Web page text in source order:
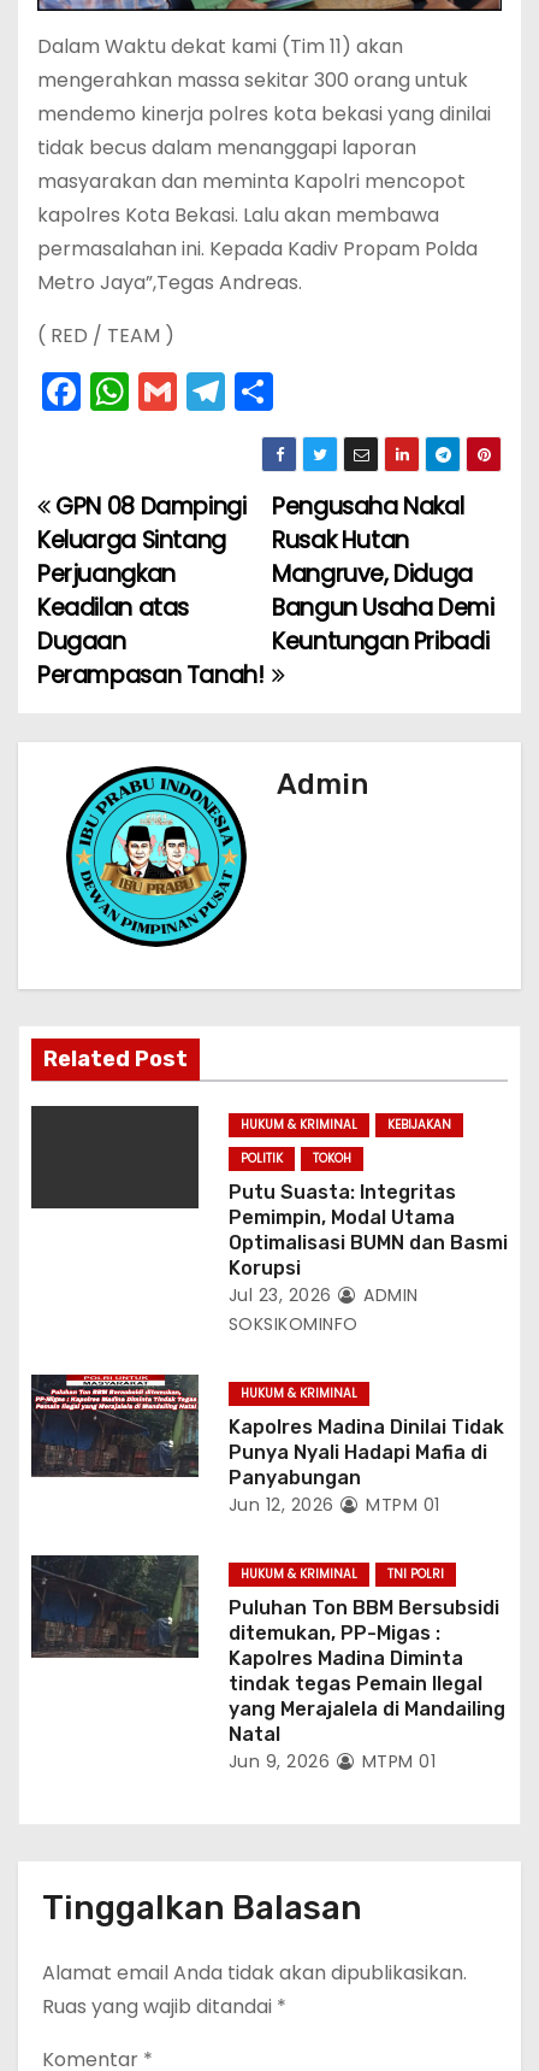
Dalam Waktu dekat kami (Tim 11) akan
mengerahkan massa sekitar 300 orang untuk
mendemo kinerja polres kota bekasi yang dinilai
tidak becus dalam menanggapi laporan
masyarakan dan meminta Kapolri mencopot
kapolres Kota Bekasi. Lalu akan membawa
permasalahan ini. Kepada Kadiv Propam Polda
Metro Jaya”,Tegas Andreas.
( RED / TEAM )
F
a
e
b
o
o
k
W
h
ts
A
p
p
G
m
l
T
el
gr
a
h
ar
e
N
a
v
i
Pengusaha Nakal
Rusak Hutan
Mangruve, Diduga
Bangun Usaha Demi
Keuntungan Pribadi
GPN 08 Dampingi
Keluarga Sintang
Perjuangkan
Keadilan atas
Dugaan
Perampasan Tanah!
Admin
Related Post
HUKUM & KRIMINAL
KEBIJAKAN
POLITIK
TOKOH
Putu Suasta: Integritas
Pemimpin, Modal Utama
Optimalisasi BUMN dan Basmi
Korupsi
Jul 23, 2026
ADMIN
SOKSIKOMINFO
HUKUM & KRIMINAL
Kapolres Madina Dinilai Tidak
Punya Nyali Hadapi Mafia di
Panyabungan
Jun 12, 2026 MTPM 01
HUKUM & KRIMINAL TNI POLRI
Puluhan Ton BBM Bersubsidi
ditemukan, PP-Migas :
Kapolres Madina Diminta
tindak tegas Pemain Ilegal
yang Merajalela di Mandailing
Natal
Jun 9, 2026 MTPM 01
Tinggalkan Balasan
Alamat email Anda tidak akan dipublikasikan.
Ruas yang wajib ditandai *
Komentar *